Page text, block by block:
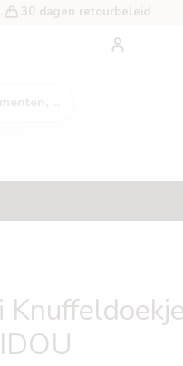
30 dagen retourbeleid
...